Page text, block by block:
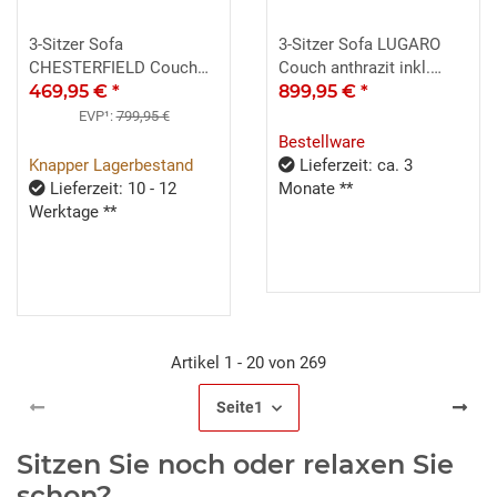
3-Sitzer Sofa
CHESTERFIELD Couch
Samt safrangelb 198 cm
469,95 € *
EVP¹:799,95 €
Knapper Lagerbestand
Lieferzeit: 10 - 12
Werktage **
3-Sitzer Sofa LUGARO
Couch anthrazit inkl.
Zierkissen
899,95 € *
Bestellware
Lieferzeit: ca. 3
Monate **
Artikel 1 - 20 von 269
Seite1
Sitzen Sie noch oder relaxen Sie